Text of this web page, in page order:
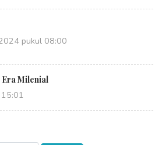
pukul 08:00
Era Milenial